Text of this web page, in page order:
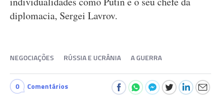
diplomacia, Sergei Lavrov.
NEGOCIAÇÕES RÚSSIA E UCRÂNIA A GUERRA
0 Comentários